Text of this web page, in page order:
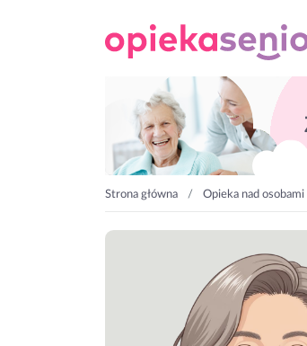
Strona główna Opieka nad